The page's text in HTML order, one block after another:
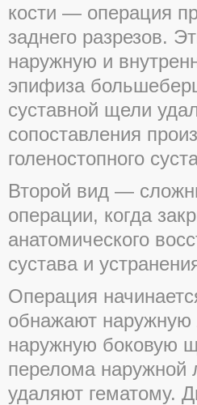
кости — операция
заднего разрезов.
наружную и
эпифиза
суставной щели
сопоставления
голеностопного
Второй вид —
операции, когда
анатомического
сустава и
Операция
обнажают
наружную боковую
перелома наружной
удаляют гематому.